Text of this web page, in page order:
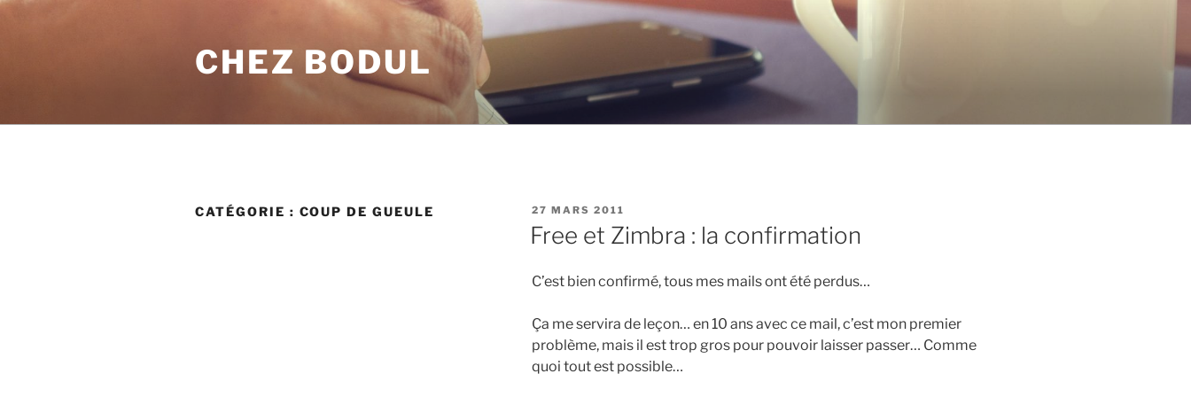
Aller
CHEZ BODUL
CATÉGORIE : COUP DE GUEULE
PUBLIÉ
LE
27 MARS 2011
Free et Zimbra : la confirmation
C’est bien confirmé, tous mes mails ont été perdus…
Ça me servira de leçon… en 10 ans avec ce mail, c’est mon premier
problème, mais il est trop gros pour pouvoir laisser passer… Comme
quoi tout est possible…